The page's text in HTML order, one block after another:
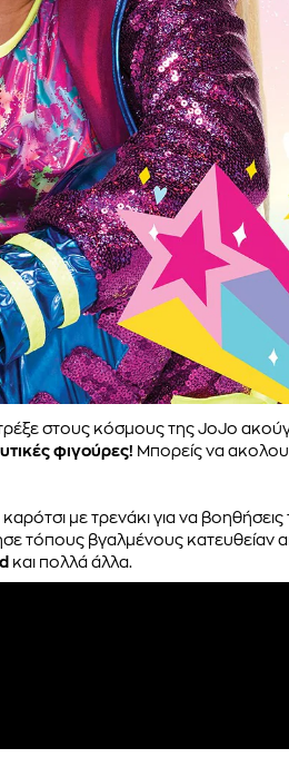
στους κόσμους της JoJo
φιγούρες! Μπορείς να
με τρενάκι για να βοηθήσεις
τόπους βγαλμένους
και πολλά άλλα.